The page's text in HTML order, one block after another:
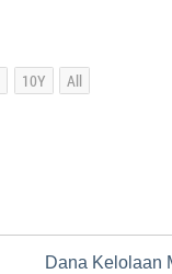
Dana Kelolaan